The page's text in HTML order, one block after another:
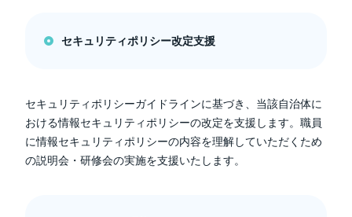
セキュリティポリシー改定支援
セキュリティポリシーガイドラインに基づき、当該自治体に
おける情報セキュリティポリシーの改定を支援します。職員
に情報セキュリティポリシーの内容を理解していただくため
の説明会・研修会の実施を支援いたします。